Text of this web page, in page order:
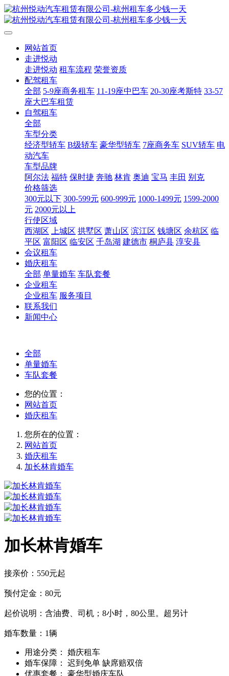
网站首页
走进悦动
走进悦动 租车流程 荣誉资质
配驾租车
全部 5-9座商务租车 11-19座中巴车 20-30座考斯特 33-57
座大巴车租赁
自驾租车
全部
车型分类
经济型轿车 B级轿车 豪华型轿车 7座商务车 SUV轿车 电
动汽车
车型品牌
阿尔法 福特 保时捷 奔驰 林肯 奥迪 宝马 丰田 别克
价格筛选
300元以下 300-599元 600-999元 1000-1499元 1599-2000
元 2000元以上
行使区域
西湖区
上城区 拱墅区 萧山区 滨江区 钱塘区 余杭区 临
平区 富阳区 临安区 千岛湖 建德市 桐庐县 淳安县
会议租车
婚庆租车
全部 单量婚车 车队套餐
企业租车
企业租车 服务项目
联系我们
新闻中心
全部
单量婚车
车队套餐
您的位置：
网站首页
婚庆租车
您所在的位置：
网站首页
婚庆租车
加长林肯婚车
加长林肯婚车
接亲价：550元起
预付定金：80元
起价说明：含油费、司机；8小时，80公里。超另计
婚车数量：1辆
用途分类：
婚庆租车
婚车保障：
迟到免单 缺席赔双倍
优惠套餐：
豪华型婚庆车队